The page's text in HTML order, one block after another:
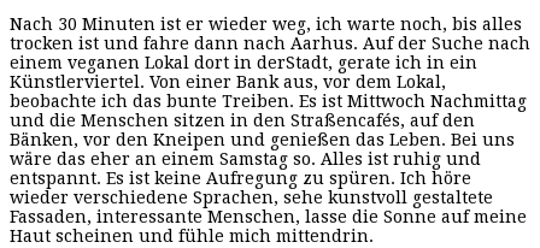
Nach 30 Minuten ist er wieder weg, ich warte noch, bis alles
trocken ist und fahre dann nach Aarhus. Auf der Suche nach
einem veganen Lokal dort in derStadt, gerate ich in ein
Künstlerviertel. Von einer Bank aus, vor dem Lokal,
beobachte ich das bunte Treiben. Es ist Mittwoch Nachmittag
und die Menschen sitzen in den Straßencafés, auf den
Bänken, vor den Kneipen und genießen das Leben. Bei uns
wäre das eher an einem Samstag so. Alles ist ruhig und
entspannt. Es ist keine Aufregung zu spüren. Ich höre
wieder verschiedene Sprachen, sehe kunstvoll gestaltete
Fassaden, interessante Menschen, lasse die Sonne auf meine
Haut scheinen und fühle mich mittendrin.